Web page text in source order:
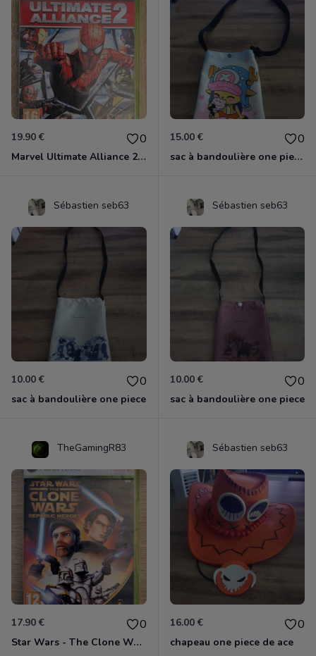
19.90 € 0
Marvel Ultimate Alliance 2 Xbox 360
15.00 € 0
sac à bandoulière one piece chopper
Sébastien seb63
10.00 € 0
sac à bandoulière one piece
Sébastien seb63
10.00 € 0
sac à bandoulière one piece
TheGamingR83
17.90 € 0
Star Wars - The Clone Wars - Les Héros De La République Xbox 360
Sébastien seb63
16.00 € 0
chapeau one piece de ace